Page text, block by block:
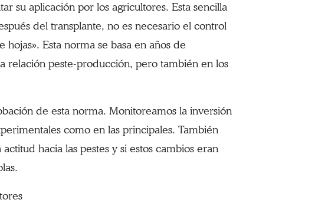
su aplicación por los agricultores. Esta sencilla
del transplante, no es necesario el control
Esta norma se basa en años de
relación peste-producción, pero también en los
de esta norma. Monitoreamos la inversión
como en las principales. También
hacia las pestes y si estos cambios eran